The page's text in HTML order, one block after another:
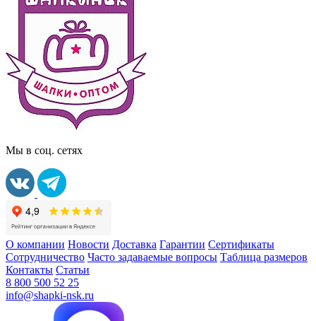
Мы в соц. сетях
О компании Новости Доставка Гарантии Сертификаты
Сотрудничество Часто задаваемые вопросы Таблица размеров
Контакты Статьи
8 800 500 52 25
info@shapki-nsk.ru